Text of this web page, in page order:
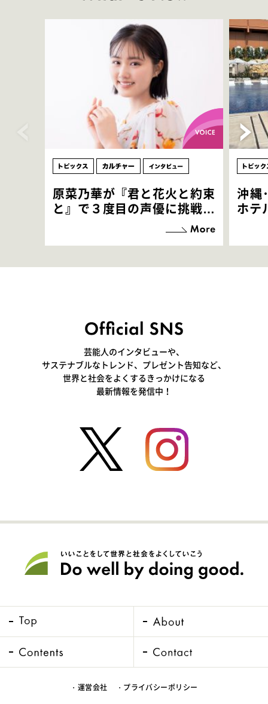
原菜乃華が『君と花火と約束
と』で３度目の声優に挑戦！
「お邪魔させてもらっている
感覚ですが､お芝居に没頭で
沖縄
ホテ
芸能人のインタビューや、
サステナブルなトレンド、プレゼント告知など、
世界と社会をよくするきっかけになる
最新情報を発信中！
・運営会社 ・プライバシーポリシー